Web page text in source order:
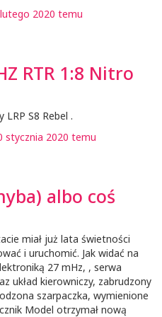
2020 temu
RTR 1:8 Nitro
S8 Rebel .
stycznia 2020 temu
albo coś
miał już lata świetności
i uruchomić. Jak widać na
27 mHz, , serwa
układ kierowniczy, zabrudzony
szarpaczka, wymienione
Model otrzymał nową